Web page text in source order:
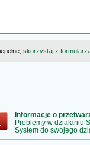
skorzystaj z
Informacje o
Problemy w działaniu
System do swojego